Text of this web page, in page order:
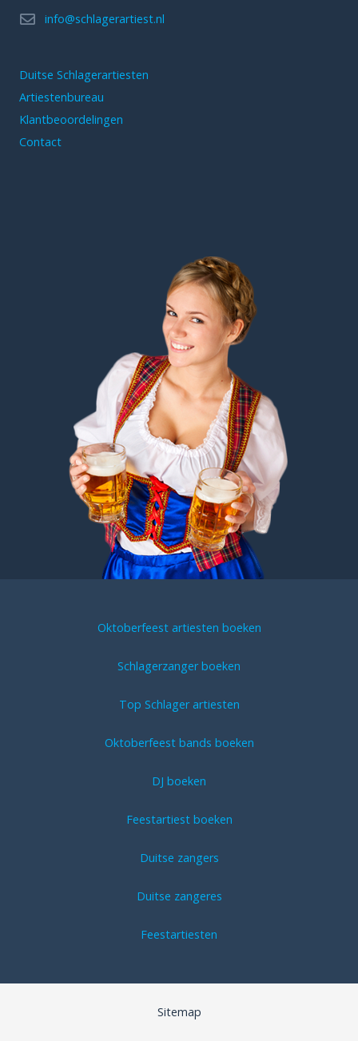
info@schlagerartiest.nl
Duitse Schlagerartiesten
Artiestenbureau
Klantbeoordelingen
Contact
Oktoberfeest artiesten boeken
Schlagerzanger boeken
Top Schlager artiesten
Oktoberfeest bands boeken
DJ boeken
Feestartiest boeken
Duitse zangers
Duitse zangeres
Feestartiesten
Sitemap